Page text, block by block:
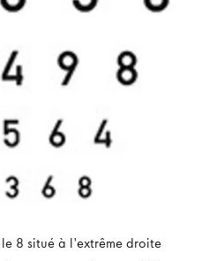
8 situé à l'extrême droite